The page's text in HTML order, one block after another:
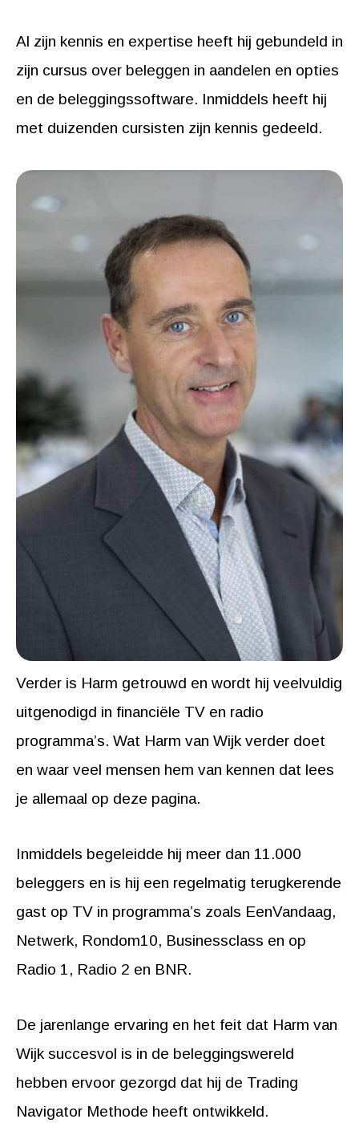
Al zijn kennis en expertise heeft hij gebundeld in
zijn cursus over beleggen in aandelen en opties
en de beleggingssoftware. Inmiddels heeft hij
met duizenden cursisten zijn kennis gedeeld.
Verder is Harm getrouwd en wordt hij veelvuldig
uitgenodigd in financiële TV en radio
programma’s. Wat Harm van Wijk verder doet
en waar veel mensen hem van kennen dat lees
je allemaal op deze pagina.
Inmiddels begeleidde hij meer dan 11.000
beleggers en is hij een regelmatig terugkerende
gast op TV in programma’s zoals EenVandaag,
Netwerk, Rondom10, Businessclass en op
Radio 1, Radio 2 en BNR.
De jarenlange ervaring en het feit dat Harm van
Wijk succesvol is in de beleggingswereld
hebben ervoor gezorgd dat hij de Trading
Navigator Methode heeft ontwikkeld.